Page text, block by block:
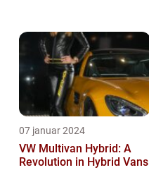
07 januar 2024
VW Multivan Hybrid: A
Revolution in Hybrid Vans